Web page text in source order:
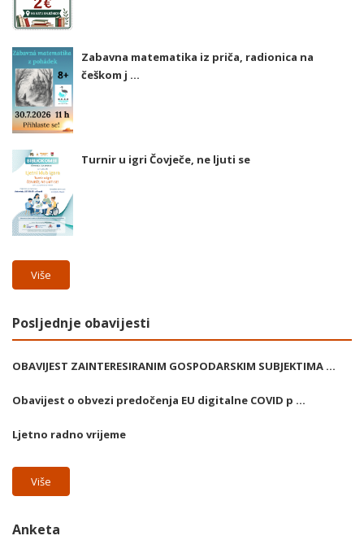
Zabavna matematika iz priča, radionica na
češkom j ...
Turnir u igri Čovječe, ne ljuti se
Više
Posljednje obavijesti
OBAVIJEST ZAINTERESIRANIM GOSPODARSKIM SUBJEKTIMA ...
Obavijest o obvezi predočenja EU digitalne COVID p ...
Ljetno radno vrijeme
Više
Anketa